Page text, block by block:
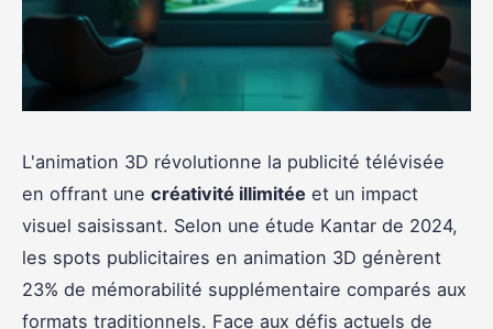
L'animation 3D révolutionne la publicité télévisée
en offrant une créativité illimitée et un impact
visuel saisissant. Selon une étude Kantar de 2024,
les spots publicitaires en animation 3D génèrent
23% de mémorabilité supplémentaire comparés aux
formats traditionnels. Face aux défis actuels de